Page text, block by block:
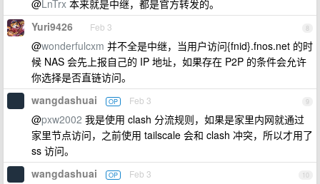
@LnTrx 本来就是中继，都是官方转发的。
8
Yuri9426 Feb 3
@wonderfulcxm 并不全是中继，当用户访问{fnid}.fnos.net 的时
候 NAS 会先上报自己的 IP 地址，如果存在 P2P 的条件会允许
你选择是否直链访问。
9
wangdashuai OP Feb 3
@pxw2002 我是使用 clash 分流规则，如果是家里内网就通过
家里节点访问，之前使用 tailscale 会和 clash 冲突，所以才用了
ss 访问。
10
wangdashuai OP Feb 3